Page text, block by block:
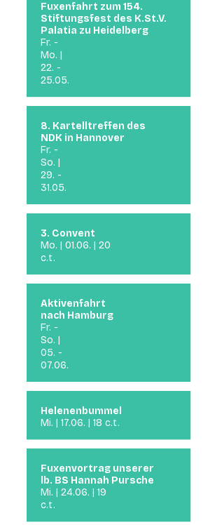
Fuxenfahrt zum 154.
Stiftungsfest des K.St.V.
Palatia zu Heidelberg
Fr. -
Mo. |
22. -
25.05.
8. Kartelltreffen des
NDK in Hannover
Fr. -
So. |
29. -
31.05.
3. Convent
Mo. | 01.06. | 20
c.t.
Aktivenfahrt
nach Hamburg
Fr. -
So. |
05. -
07.06.
Helenenbummel
Mi. | 17.06. | 18 c.t.
Fuxenvortrag unserer
lb. BS Hannah Pursche
Mi. | 24.06. | 19
c.t.